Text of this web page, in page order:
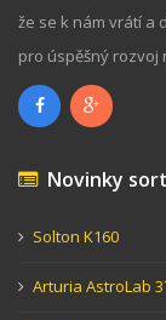
že se k nám vrátí a
pro úspěšný rozvoj
Novinky
Solton K160
Arturia AstroLab